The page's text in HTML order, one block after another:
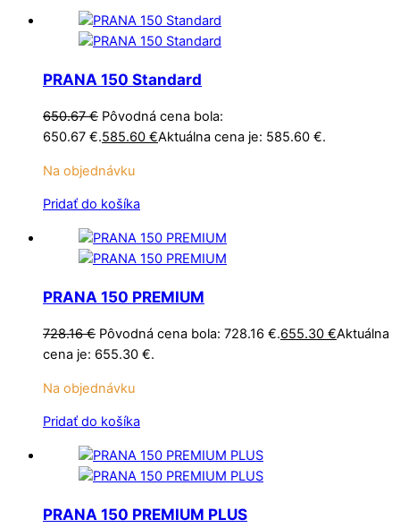
PRANA 150 Standard
650.67€ Pôvodná cena bola:
650.67 €.585.60 €Aktuálna cena je: 585.60 €.
Na objednávku
Pridať do košíka
PRANA 150 PREMIUM
728.16€ Pôvodná cena bola: 728.16 €.655.30 €Aktuálna
cena je: 655.30 €.
Na objednávku
Pridať do košíka
PRANA 150 PREMIUM PLUS